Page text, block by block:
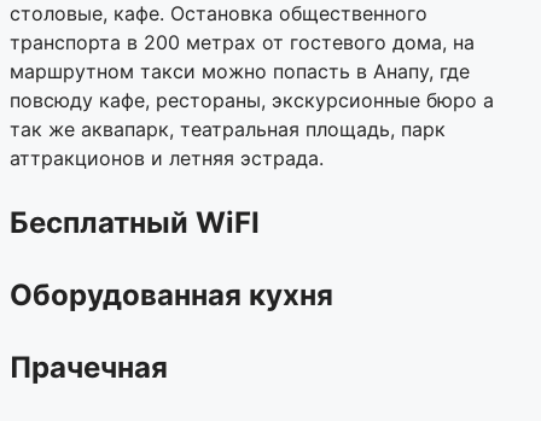
столовые, кафе. Остановка общественного
транспорта в 200 метрах от гостевого дома, на
маршрутном такси можно попасть в Анапу, где
повсюду кафе, рестораны, экскурсионные бюро а
так же аквапарк, театральная площадь, парк
аттракционов и летняя эстрада.
Бесплатный WiFI
Оборудованная кухня
Прачечная